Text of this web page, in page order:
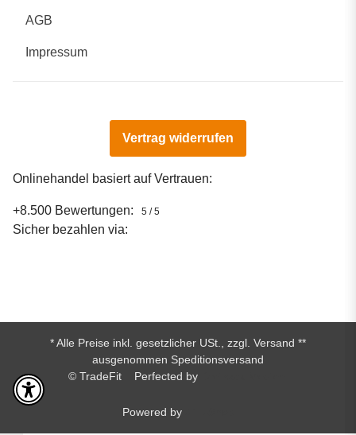
AGB
Impressum
Vertrag widerrufen
Onlinehandel basiert auf Vertrauen:
+8.500 Bewertungen: 5 / 5
Sicher bezahlen via:
* Alle Preise inkl. gesetzlicher USt., zzgl. Versand **
ausgenommen Speditionsversand
© TradeFit
Perfected by
Powered by